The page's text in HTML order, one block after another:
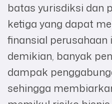
batas yurisdiksi dan
ketiga yang dapat
finansial perusahaan
demikian, banyak
dampak
sehingga